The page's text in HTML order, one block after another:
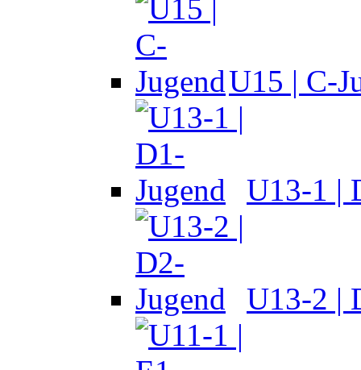
U15 | C-
U13-1 |
U13-2 |